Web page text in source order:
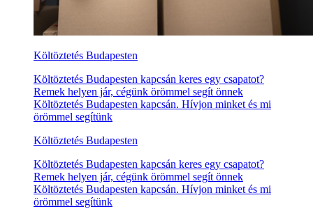
Költöztetés Budapesten
Költöztetés Budapesten kapcsán keres egy csapatot?
Remek helyen jár, cégünk örömmel segít önnek
Költöztetés Budapesten kapcsán. Hívjon minket és mi
örömmel segítünk
Költöztetés Budapesten
Költöztetés Budapesten kapcsán keres egy csapatot?
Remek helyen jár, cégünk örömmel segít önnek
Költöztetés Budapesten kapcsán. Hívjon minket és mi
örömmel segítünk